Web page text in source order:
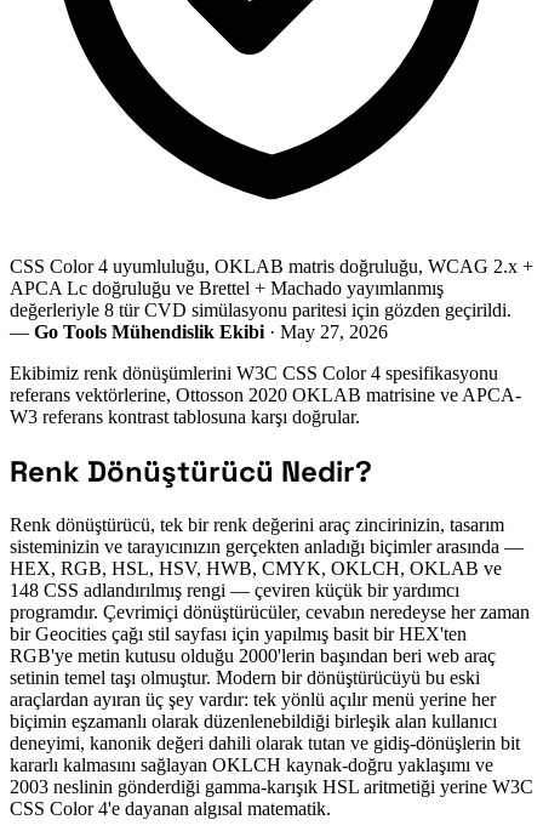
CSS Color 4 uyumluluğu, OKLAB matris doğruluğu, WCAG 2.x +
APCA Lc doğruluğu ve Brettel + Machado yayımlanmış
değerleriyle 8 tür CVD simülasyonu paritesi için gözden geçirildi.
— Go Tools Mühendislik Ekibi · May 27, 2026
Ekibimiz renk dönüşümlerini W3C CSS Color 4 spesifikasyonu
referans vektörlerine, Ottosson 2020 OKLAB matrisine ve APCA-
W3 referans kontrast tablosuna karşı doğrular.
Renk Dönüştürücü Nedir?
Renk dönüştürücü, tek bir renk değerini araç zincirinizin, tasarım
sisteminizin ve tarayıcınızın gerçekten anladığı biçimler arasında —
HEX, RGB, HSL, HSV, HWB, CMYK, OKLCH, OKLAB ve
148 CSS adlandırılmış rengi — çeviren küçük bir yardımcı
programdır. Çevrimiçi dönüştürücüler, cevabın neredeyse her zaman
bir Geocities çağı stil sayfası için yapılmış basit bir HEX'ten
RGB'ye metin kutusu olduğu 2000'lerin başından beri web araç
setinin temel taşı olmuştur. Modern bir dönüştürücüyü bu eski
araçlardan ayıran üç şey vardır: tek yönlü açılır menü yerine her
biçimin eşzamanlı olarak düzenlenebildiği birleşik alan kullanıcı
deneyimi, kanonik değeri dahili olarak tutan ve gidiş-dönüşlerin bit
kararlı kalmasını sağlayan OKLCH kaynak-doğru yaklaşımı ve
2003 neslinin gönderdiği gamma-karışık HSL aritmetiği yerine W3C
CSS Color 4'e dayanan algısal matematik.